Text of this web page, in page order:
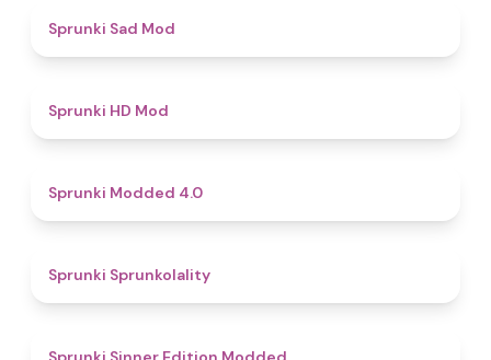
Sprunki Sad Mod
Sprunki HD Mod
Sprunki Modded 4.0
Sprunki Sprunkolality